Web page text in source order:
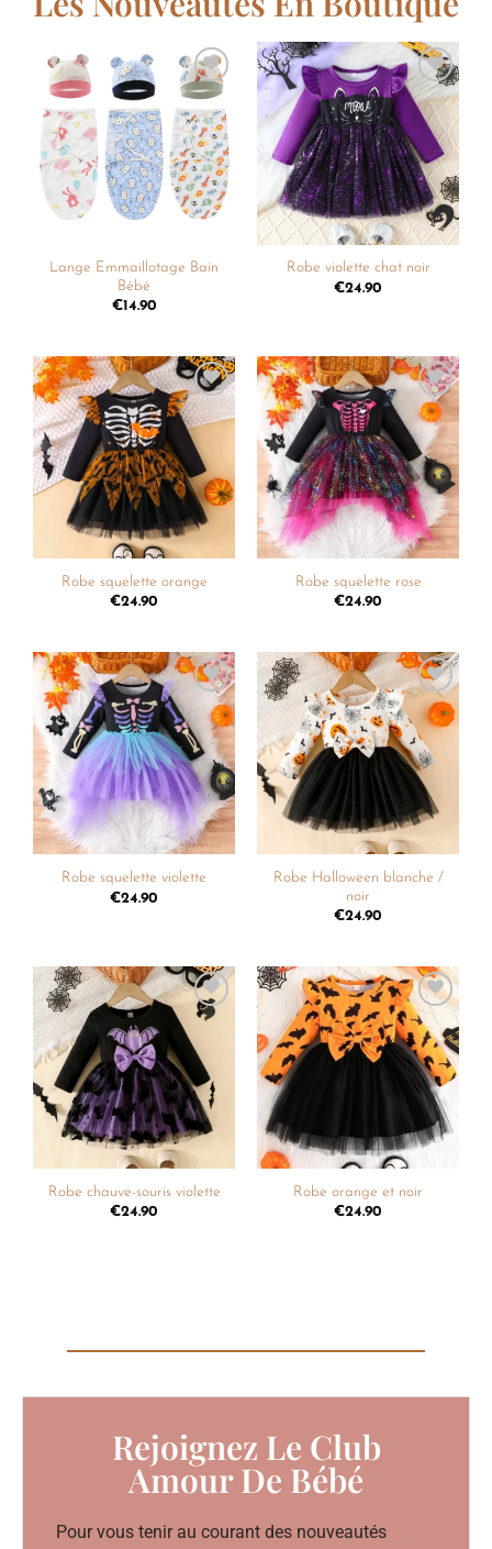
Ajouter
à la
liste de
souhaits
Lange Emmaillotage Bain
Bébé
€14.90
Ajouter
à la
liste de
souhaits
Robe violette chat noir
€24.90
Ajouter
à la
liste de
souhaits
Robe squelette orange
€24.90
Ajouter
à la
liste de
souhaits
Robe squelette rose
€24.90
Ajouter
à la
liste de
souhaits
Robe squelette violette
€24.90
Ajouter
à la
liste de
souhaits
Robe Halloween blanche /
noir
€24.90
Ajouter
liste de
souhaits
Robe chauve-souris violette
€24.90
Ajouter
à la
liste de
souhaits
Robe orange et noir
€24.90
Rejoignez Le Club
Amour De Bébé
Pour vous tenir au courant des nouveautés